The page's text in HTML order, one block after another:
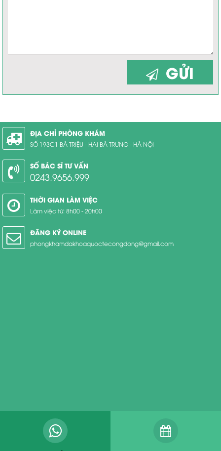
GỬI
ĐỊA CHỈ PHÒNG KHÁM
SỐ 193C1 BÀ TRIỆU - HAI BÀ TRƯNG - HÀ NỘI
SỐ BÁC SĨ TƯ VẤN
0243.9656.999
THỜI GIAN LÀM VIỆC
Làm việc từ: 8h00 - 20h00
ĐĂNG KÝ ONLINE
phongkhamdakhoaquoctecongdong@gmail.com